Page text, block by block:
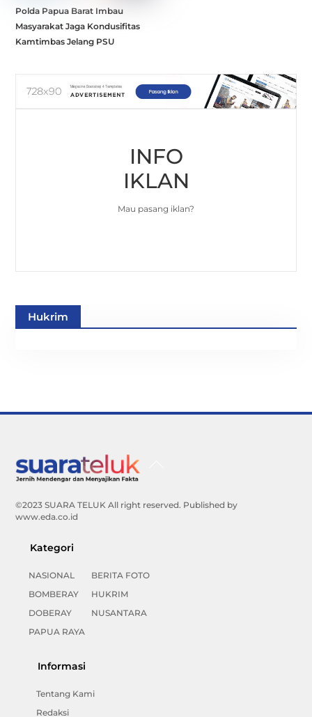
Polda Papua Barat Imbau
Masyarakat Jaga Kondusifitas
Kamtimbas Jelang PSU
INFO
IKLAN
Mau pasang iklan?
Hukrim
©2023 SUARA TELUK All right reserved. Published by
www.eda.co.id
Kategori
NASIONAL
BOMBERAY
DOBERAY
PAPUA RAYA
BERITA FOTO
HUKRIM
NUSANTARA
Informasi
Tentang Kami
Redaksi